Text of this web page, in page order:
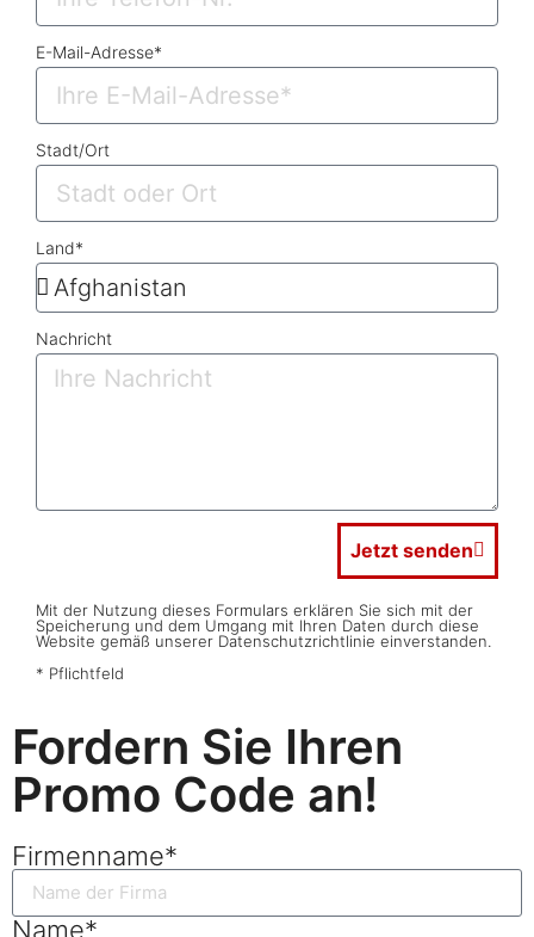
E-Mail-Adresse*
Stadt/Ort
Land*
Nachricht
Jetzt senden
Mit der Nutzung dieses Formulars erklären Sie sich mit der
Speicherung und dem Umgang mit Ihren Daten durch diese
Website gemäß unserer Datenschutzrichtlinie einverstanden.
* Pflichtfeld
Fordern Sie Ihren
Promo Code an!
Firmenname*
Name*